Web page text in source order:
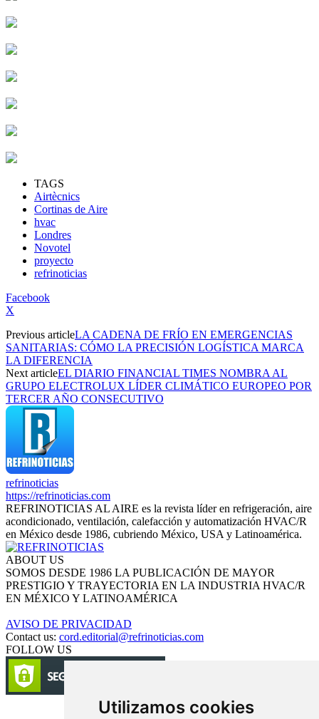
Utilizamos cookies
TAGS
Airtècnics
Cortinas de Aire
hvac
Londres
Novotel
proyecto
refrinoticias
Facebook
X
Previous articleLA CADENA DE FRÍO EN EMERGENCIAS
SANITARIAS: CÓMO LA PRECISIÓN LOGÍSTICA MARCA
LA DIFERENCIA
Next articleEL DIARIO FINANCIAL TIMES NOMBRA AL
GRUPO ELECTROLUX LÍDER CLIMÁTICO EUROPEO POR
TERCER AÑO CONSECUTIVO
refrinoticias
https://refrinoticias.com
REFRINOTICIAS AL AIRE es la revista líder en refrigeración, aire
acondicionado, ventilación, calefacción y automatización HVAC/R
en México desde 1986, cubriendo México, USA y Latinoamérica.
ABOUT US
SOMOS DESDE 1986 LA PUBLICACIÓN DE MAYOR
PRESTIGIO Y TRAYECTORIA EN LA INDUSTRIA HVAC/R
EN MÉXICO Y LATINOAMÉRICA
AVISO DE PRIVACIDAD
Contact us: cord.editorial@refrinoticias.com
FOLLOW US
Circulación certificada